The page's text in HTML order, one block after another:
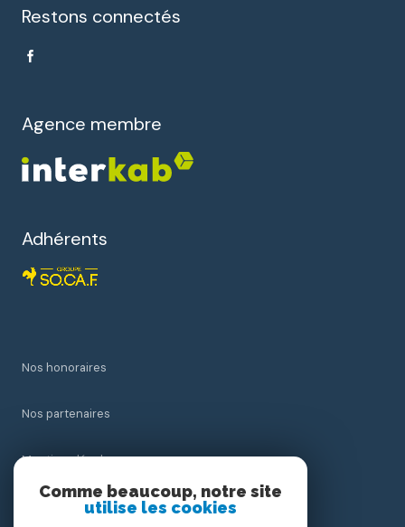
Restons connectés
Agence membre
Adhérents
Nos honoraires
Nos partenaires
Mentions légales
Comme beaucoup, notre site
utilise les cookies